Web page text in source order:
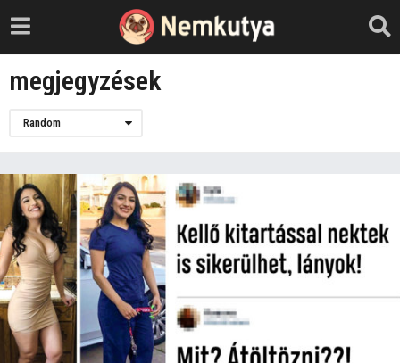
megjegyzések
Random